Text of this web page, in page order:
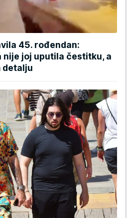
45. rođendan:
joj uputila čestitku, a
detalju